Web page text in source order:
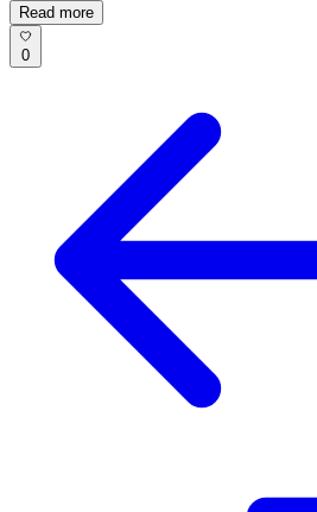
Read more
0